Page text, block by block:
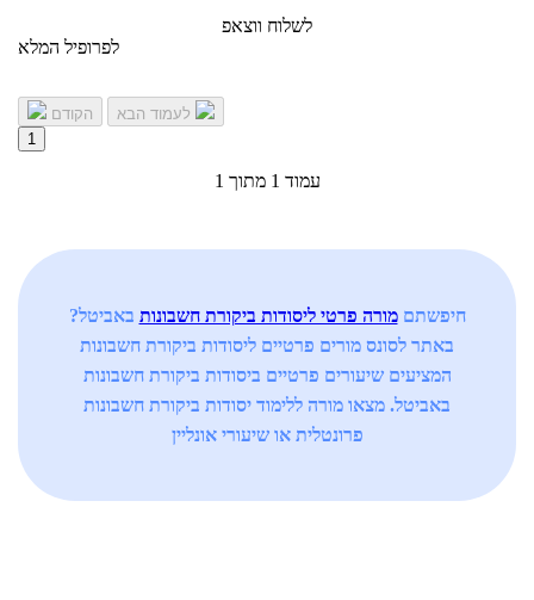
לשלוח ווצאפ
לפרופיל המלא
הקודם
1
עמוד 1 מתוך 1
חיפשתםמורה פרטי ליסודות ביקורת חשבונות באביטל?
באתר לסונס מורים פרטיים ליסודות ביקורת חשבונות
המציעים שיעורים פרטיים ביסודות ביקורת חשבונות
באביטל. מצאו מורה ללימוד יסודות ביקורת חשבונות
פרונטלית או שיעורי אונליין